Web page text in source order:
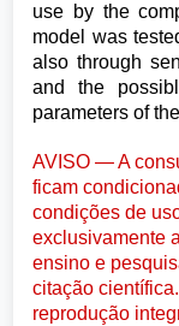
use by the
model was
also through
and the
parameters of
AVISO — A
ficam
condições de
exclusivamente
ensino e
citação
reprodução